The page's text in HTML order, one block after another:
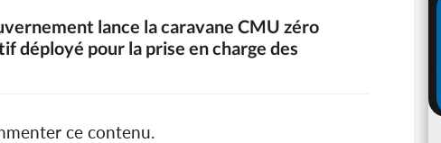
lance la caravane CMU zéro
déployé pour la prise en charge des
ce contenu.